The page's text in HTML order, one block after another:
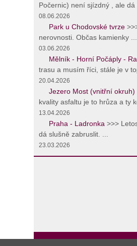
Počernic) není sjízdný , ale dá
08.06.2026
Park u Chodovské tvrze
nerovnosti. Občas kamienky ...
03.06.2026
Mělník - Horní Počáply -
trasu a musím říci, stále je v
20.04.2026
Jezero Most (vnitřní okruh)
kvality asfaltu je to hrůza a ty
13.04.2026
Praha - Ladronka >>>
dá slušně zabruslit. ...
23.03.2026